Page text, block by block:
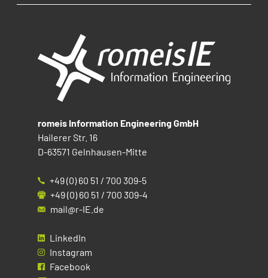
romeis Information Engineering GmbH
Hailerer Str. 16
D-63571 Gelnhausen-Mitte
+49 (0) 60 51 / 700 309-5
+49 (0) 60 51 / 700 309-4
mail@r-IE.de
LinkedIn
Instagram
Facebook